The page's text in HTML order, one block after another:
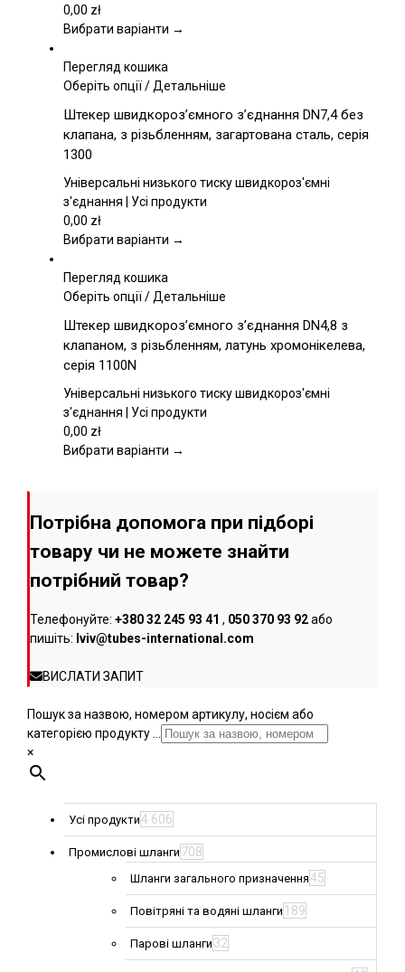
на
товару
0,00 zł
Вибрати варіанти →
Перегляд кошика
Оберіть опціїЦей
має
кілька
Параметри
можна
на
товару
/Детальніше
Штекер швидкороз’ємного з’єднання DN7,4 без
клапана, з різьбленням, загартована сталь, серія
1300
Універсальні низького тиску швидкороз'ємні
з'єднання | Усі продукти
0,00 zł
Вибрати варіанти →
Перегляд кошика
Оберіть опціїЦей
має
кілька
Параметри
можна
на
/Детальніше
Штекер швидкороз’ємного з’єднання DN4,8 з
клапаном, з різьбленням, латунь хромонікелева,
серія 1100N
Універсальні низького тиску швидкороз'ємні
з'єднання | Усі продукти
0,00 zł
Вибрати варіанти →
Потрібна допомога при підборі
товару чи не можете знайти
потрібний товар?
Телефонуйте: +380 32 245 93 41 , 050 370 93 92або
пишіть: lviv@tubes-international.com
ВИСЛАТИ ЗАПИТ
Пошук за назвою, номером артикулу, носієм або
категорією продукту ...
×
Усі продукти4 606
Промислові шланги 708
Шланги загального призначення45
Повітряні та водяні шланги 189
Парові шланги 32